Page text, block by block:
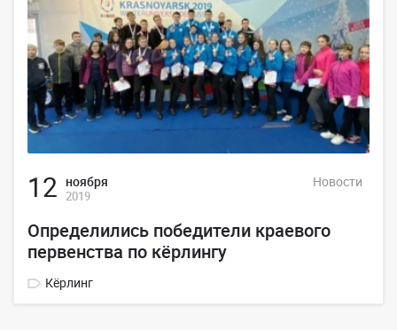
12 ноября
2019
Новости
Определились победители краевого
первенства по кёрлингу
Кёрлинг